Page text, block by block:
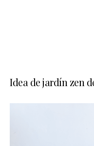
Idea de jardín zen